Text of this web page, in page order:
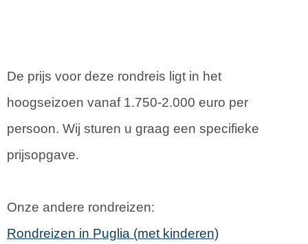
De prijs voor deze rondreis ligt in het
hoogseizoen vanaf 1.750-2.000 euro per
persoon. Wij sturen u graag een specifieke
prijsopgave.
Onze andere rondreizen:
Rondreizen in Puglia (met kinderen)